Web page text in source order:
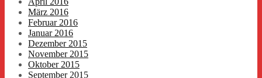
März 2016
Februar 2016
Januar 2016
Dezember 2015
November 2015
Oktober 2015
September 2015